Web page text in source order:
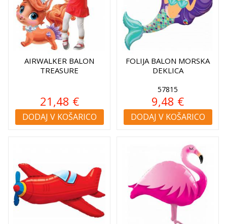
AIRWALKER BALON
TREASURE
21,48 €
DODAJ V KOŠARICO
FOLIJA BALON MORSKA
DEKLICA
57815
9,48 €
DODAJ V KOŠARICO